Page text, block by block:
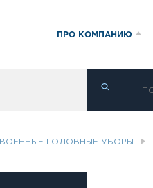
ПРО КОМПАНИЮ
ВОЕННЫЕ ГОЛОВНЫЕ УБОРЫ